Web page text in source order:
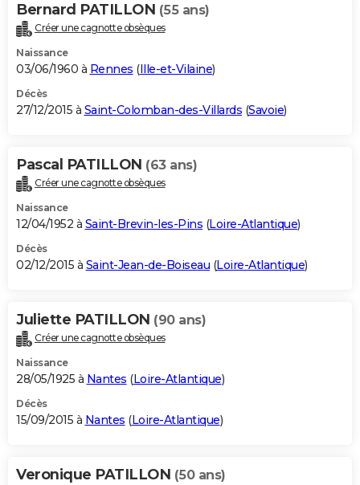
Bernard PATILLON (55 ans)
Créer une cagnotte obsèques
Naissance
03/06/1960 à Rennes (Ille-et-Vilaine)
Décès
27/12/2015 à Saint-Colomban-des-Villards (Savoie)
Pascal PATILLON (63 ans)
Créer une cagnotte obsèques
Naissance
12/04/1952 à Saint-Brevin-les-Pins (Loire-Atlantique)
Décès
02/12/2015 à Saint-Jean-de-Boiseau (Loire-Atlantique)
Juliette PATILLON (90 ans)
Créer une cagnotte obsèques
Naissance
28/05/1925 à Nantes (Loire-Atlantique)
Décès
15/09/2015 à Nantes (Loire-Atlantique)
Veronique PATILLON (50 ans)